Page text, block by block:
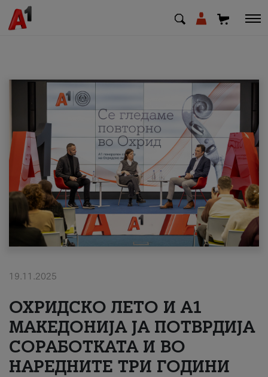
МК SQ
Приватни Деловни
Поддршка
Надополни кредит
#ПодобарОнлајн
19.11.2025
ОХРИДСКО ЛЕТО И A1
МАКЕДОНИЈА ЈА ПОТВРДИЈА
СОРАБОТКАТА И ВО
НАРЕДНИТЕ ТРИ ГОДИНИ